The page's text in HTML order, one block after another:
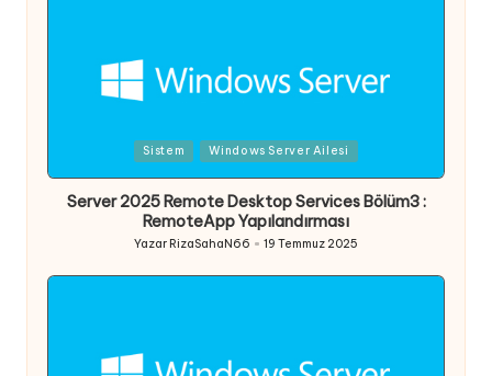
Sistem Windows Server Ailesi
Server 2025 Remote Desktop Services Bölüm3 :
RemoteApp Yapılandırması
Posted
by
Yazar RizaSahaN66 19 Temmuz 2025